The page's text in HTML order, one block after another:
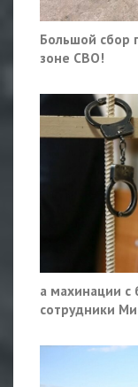
Большой сбор
зоне СВО!
а махинации с
сотрудники